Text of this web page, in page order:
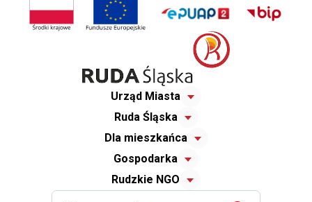
Urząd Miasta
Ruda Śląska
Dla mieszkańca
Gospodarka
Rudzkie NGO